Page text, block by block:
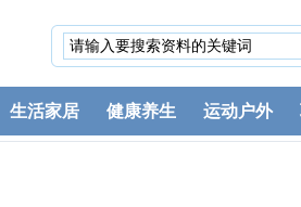
生活家居 健康养生 运动户外